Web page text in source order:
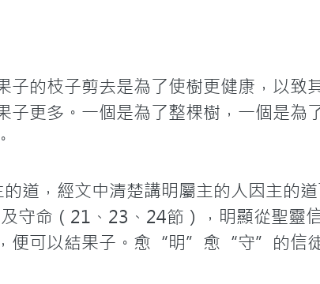
子的枝子剪去是為了使樹更健康，以致
子更多。一個是為了整棵樹，一個是為
道，經文中清楚講明屬主的人因主的
守命（21、23、24節），明顯從聖
便可以結果子。愈“明”愈“守”的